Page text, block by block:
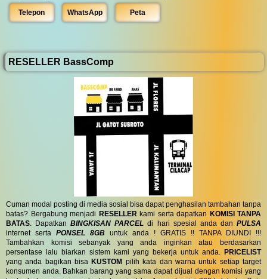
Telepon WhatsApp Peta
RESELLER BassComp
Cuman modal posting di media sosial bisa dapat penghasilan tambahan tanpa
batas? Bergabung menjadi RESELLERkami serta dapatkan KOMISI TANPA
BATAS. DapatkanBINGKISAN PARCEL di hari spesial anda danPULSA
internet serta PONSEL 8GB untuk anda ! GRATIS !! TANPA DIUNDI !!!
Tambahkan komisi sebanyak yang anda inginkan atau berdasarkan
persentase lalu biarkan sistem kami yang bekerja untuk anda. PRICELIST
yang anda bagikan bisaKUSTOM pilih kata dan warna untuk setiap target
konsumen anda. Bahkan barang yang sama dapat dijual dengan komisi yang